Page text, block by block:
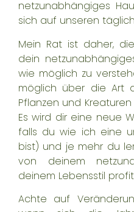
netzunabhängiges
sich auf unseren
Mein Rat ist daher,
dein
wie möglich zu
möglich über die Art
Pflanzen und
Es wird dir eine neue
falls du wie ich eine
bist) und je mehr du
von deinem
deinem Lebensstil
Achte auf